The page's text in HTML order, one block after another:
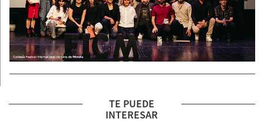
TE PUEDE
INTERESAR